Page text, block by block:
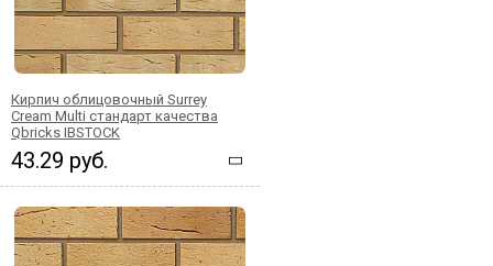
Кирпич облицовочный Surrey
Cream Multi стандарт качества
Qbricks IBSTOCK
43.29 руб.